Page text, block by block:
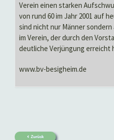
Verein einen starken
von rund 60 im Jahr 2001 auf
sind nicht nur Männer
im Verein, der durch den
deutliche Verjüngung erreicht
www.bv-besigheim.de
Zurück